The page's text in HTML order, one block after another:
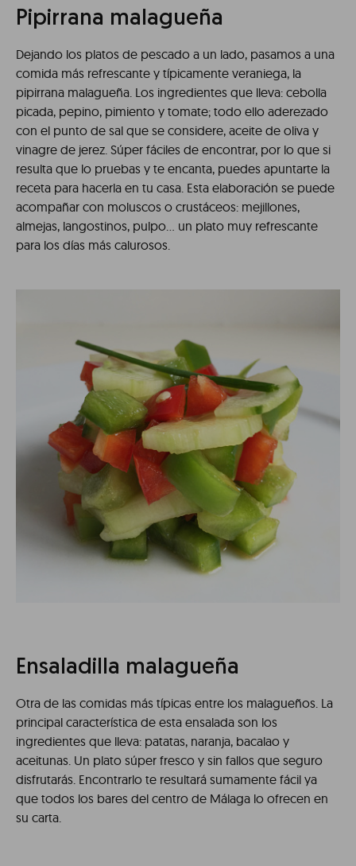
Pipirrana malagueña
Dejando los platos de pescado a un lado, pasamos a una
comida más refrescante y típicamente veraniega, la
pipirrana malagueña. Los ingredientes que lleva: cebolla
picada, pepino, pimiento y tomate; todo ello aderezado
con el punto de sal que se considere, aceite de oliva y
vinagre de jerez. Súper fáciles de encontrar, por lo que si
resulta que lo pruebas y te encanta, puedes apuntarte la
receta para hacerla en tu casa. Esta elaboración se puede
acompañar con moluscos o crustáceos: mejillones,
almejas, langostinos, pulpo… un plato muy refrescante
para los días más calurosos.
Ensaladilla malagueña
Otra de las comidas más típicas entre los malagueños. La
principal característica de esta ensalada son los
ingredientes que lleva: patatas, naranja, bacalao y
aceitunas. Un plato súper fresco y sin fallos que seguro
disfrutarás. Encontrarlo te resultará sumamente fácil ya
que todos los bares del centro de Málaga lo ofrecen en
su carta.